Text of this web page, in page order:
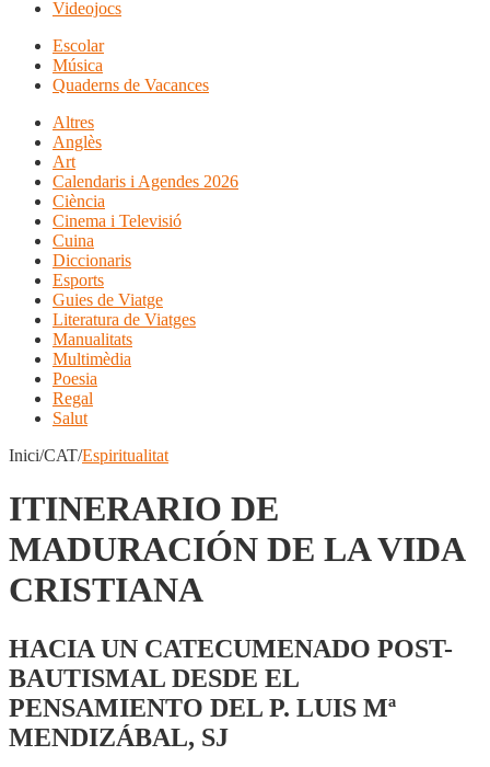
Videojocs
Escolar
Música
Quaderns de Vacances
Altres
Anglès
Art
Calendaris i Agendes 2026
Ciència
Cinema i Televisió
Cuina
Diccionaris
Esports
Guies de Viatge
Literatura de Viatges
Manualitats
Multimèdia
Poesia
Regal
Salut
Inici/CAT/Espiritualitat
ITINERARIO DE
MADURACIÓN DE LA VIDA
CRISTIANA
HACIA UN CATECUMENADO POST-
BAUTISMAL DESDE EL
PENSAMIENTO DEL P. LUIS Mª
MENDIZÁBAL, SJ